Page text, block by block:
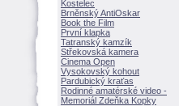
Kostelec
Brněnský AntiOskar
Book the Film
První klapka
Tatranský kamzík
Střekovská kamera
Cinema Open
Vysokovský kohout
Pardubický kraťas
Rodinné amatérské video -
Memoriál Zdeňka Kopky